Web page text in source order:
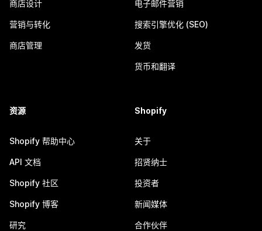
商店设计
营销与转化
商店管理
电子邮件营销
搜索引擎优化 (SEO)
发货
货币和翻译
资源
Shopify 帮助中心
API 文档
Shopify 社区
Shopify 博客
研究
Shopify
关于
招贤纳士
投资者
新闻媒体
合作伙伴